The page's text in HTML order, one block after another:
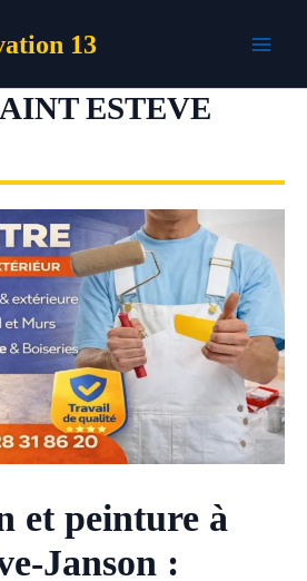
13
ESTEVE
et peinture à
Janson :